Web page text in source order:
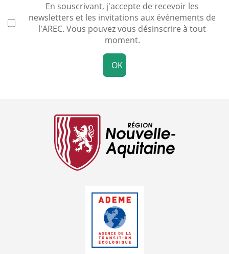
En souscrivant, j'accepte de recevoir les
newsletters et les invitations aux événements de
l'AREC. Vous pouvez vous désinscrire à tout
moment.